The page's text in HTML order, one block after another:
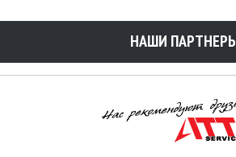
НАШИ